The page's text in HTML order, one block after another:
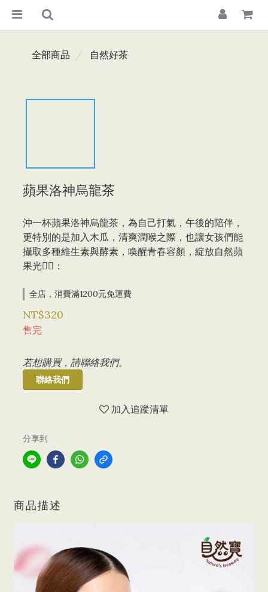
全部商品 自然好茶
蘋果洛神烏龍茶
沖一杯蘋果洛神烏龍茶，為自己打氣，午後的陪伴，
更特別的是加入木瓜，清爽潤喉之際，也讓女孩們能
攝取多種維生素與酵素，喚醒青春容顏，綻放自然蘋
果光🙋‍♀️：
全店，消費滿1200元免運費
NT$320
售完
若想購買，請聯絡我們。
聯絡我們
加入追蹤清單
分享到
商品描述